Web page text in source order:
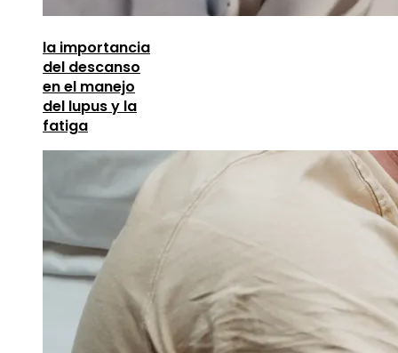
la importancia
del descanso
en el manejo
del lupus y la
fatiga